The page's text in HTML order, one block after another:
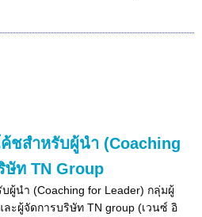
ชสำหรับผู้นำ (Coaching
ษัท TN Group
ผู้นำ (Coaching for Leader) กลุ่มผู้
ะผู้จัดการบริษัท TN group (เวนซ์ อิ